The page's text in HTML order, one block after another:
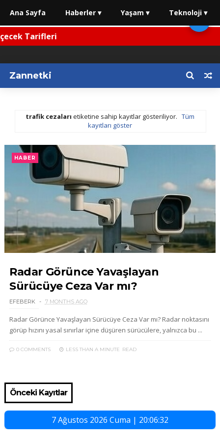
Tarifleri
Zannetki
trafik cezaları etiketine sahip kayıtlar gösteriliyor. Tüm
kayıtları göster
HABER
Radar Görünce Yavaşlayan
Sürücüye Ceza Var mı?
EFEBERK 7 MONTHS AGO
Radar Görünce Yavaşlayan Sürücüye Ceza Var mı? Radar noktasını
görüp hızını yasal sınırlar içine düşüren sürücülere, yalnızca bu ...
0 COMMENTS LESS THAN A MINUTE READ
Önceki Kayıtlar
7 Ağustos 2026 Cuma | 20:06:33
Ana Sayfa Haberler ▾ Yaşam ▾ Teknoloji ▾